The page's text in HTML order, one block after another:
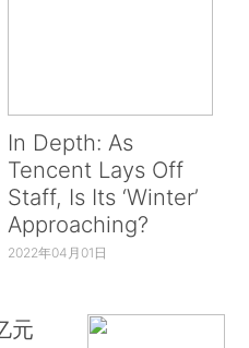
In Depth: As
Tencent Lays Off
Staff, Is Its ‘Winter’
Approaching?
2022年04月01日
元